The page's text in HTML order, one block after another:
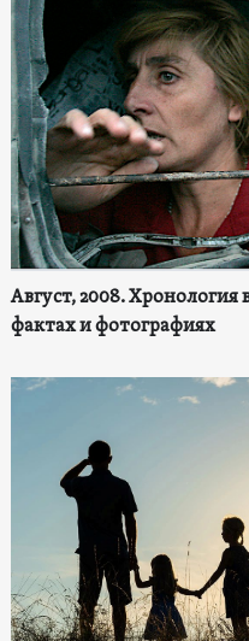
Август, 2008.
фактах и фотографиях